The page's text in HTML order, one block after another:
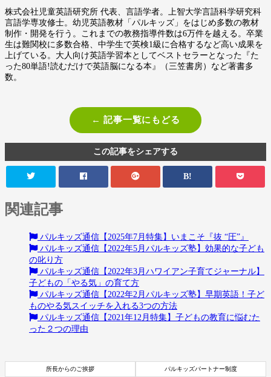
株式会社児童英語研究所 代表、言語学者。上智大学言語科学研究科
言語学専攻修士。幼児英語教材「パルキッズ」をはじめ多数の教材
制作・開発を行う。これまでの教務指導件数は6万件を越える。卒業
生は難関校に多数合格、中学生で英検1級に合格するなど高い成果を
上げている。大人向け英語学習本としてベストセラーとなった『た
った80単語!読むだけで英語脳になる本』（三笠書房）など著書多
数。
← 記事一覧にもどる
この記事をシェアする
B!
関連記事
パルキッズ通信【2025年7月特集】いまこそ『抜 “圧”』
パルキッズ通信【2022年5月パルキッズ塾】効果的な子ども
の叱り方
パルキッズ通信【2022年3月ハワイアン子育てジャーナル】
子どもの「やる気」の育て方
パルキッズ通信【2022年2月パルキッズ塾】早期英語！子ど
ものやる気スイッチを入れる3つの方法
パルキッズ通信【2021年12月特集】子どもの教育に悩むた
った２つの理由
所長からのご挨拶 パルキッズパートナー制度